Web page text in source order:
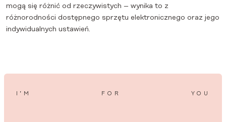
mogą się różnić od rzeczywistych – wynika to z
różnorodności dostępnego sprzętu elektronicznego oraz jego
indywidualnych ustawień.
I’M FOR YOU